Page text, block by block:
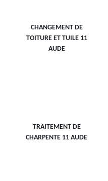
CHANGEMENT DE
TOITURE ET TUILE 11
AUDE
TRAITEMENT DE
CHARPENTE 11 AUDE